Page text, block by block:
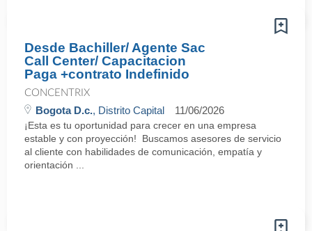
Desde Bachiller/ Agente Sac
Call Center/ Capacitacion
Paga +contrato Indefinido
CONCENTRIX
Bogota D.c., Distrito Capital 11/06/2026
¡Esta es tu oportunidad para crecer en una empresa
estable y con proyección! Buscamos asesores de servicio
al cliente con habilidades de comunicación, empatía y
orientación ...